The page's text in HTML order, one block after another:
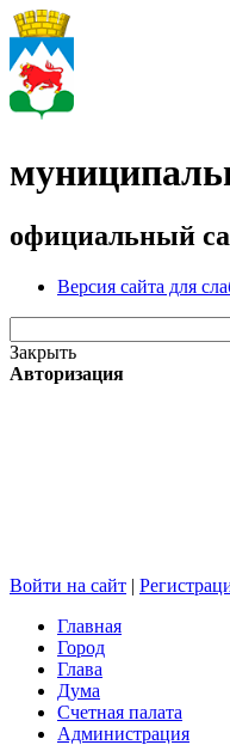
официальный
Версия сайта для
Закрыть
Авторизация
Войти на сайт |
Главная
Город
Глава
Дума
Счетная палата
Администрация